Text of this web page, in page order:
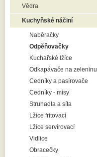
Vědra
Kuchyňské náčiní
Naběračky
Odpěňovačky
Kuchařské lžíce
Odkapávače na zeleninu
Cedníky a pasírovače
Cedníky - mísy
Struhadla a síta
Lžíce fritovací
Lžíce servírovací
Vidlice
Obracečky